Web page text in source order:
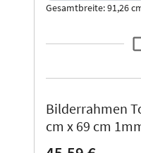
Arran
Thurgau
Gesamtbreite: 91,26
Bilderrahmen
cm x 69 cm